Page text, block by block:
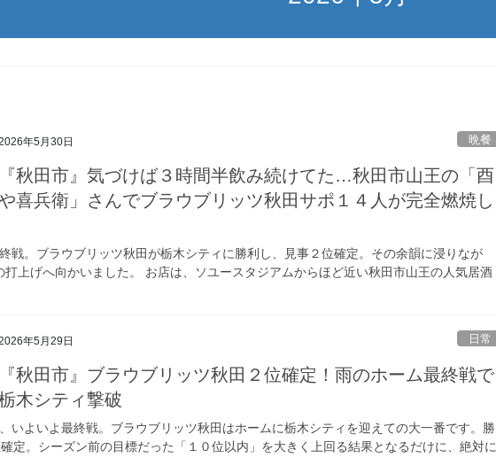
年5月30日 晩餐
『秋田市』気づけば３時間半飲み続けてた…秋田市山王の「酉
喜兵衛」さんでブラウブリッツ秋田サポ１４人が完全燃焼し
戦。ブラウブリッツ秋田が栃木シティに勝利し、見事２位確定。その余韻に浸りなが
打上げへ向かいました。 お店は、ソユースタジアムからほど近い秋田市山王の人気居酒
年5月29日 日常
『秋田市』ブラウブリッツ秋田２位確定！雨のホーム最終戦で
木シティ撃破
いよいよ最終戦。ブラウブリッツ秋田はホームに栃木シティを迎えての大一番です。勝
定。シーズン前の目標だった「１０位以内」を大きく上回る結果となるだけに、絶対に